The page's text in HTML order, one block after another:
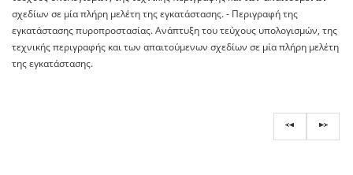
σχεδίων σε μία πλήρη μελέτη της εγκατάστασης. - Περιγραφή της
εγκατάστασης πυροπροστασίας. Ανάπτυξη του τεύχους υπολογισμών, της
τεχνικής περιγραφής και των απαιτούμενων σχεδίων σε μία πλήρη μελέτη
της εγκατάστασης.